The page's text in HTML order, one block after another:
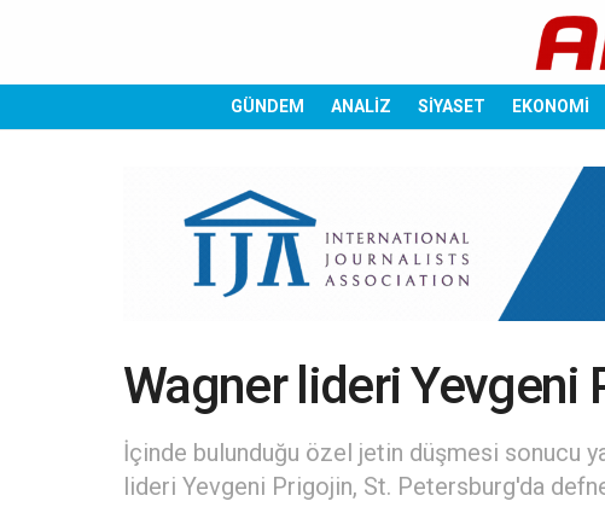
GÜNDEM ANALİZ SİYASET EKONOMİ
Wagner lideri
İçinde bulunduğu özel jetin düşmesi sonucu
lideri Yevgeni Prigojin, St. Petersburg'da